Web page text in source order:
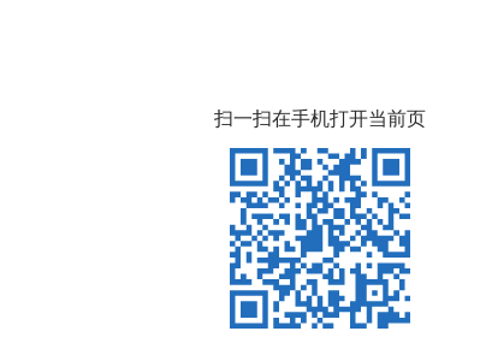
扫一扫在手机打开当前页